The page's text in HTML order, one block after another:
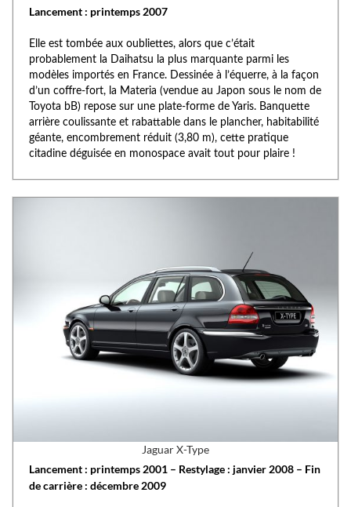
Lancement : printemps 2007
Elle est tombée aux oubliettes, alors que c’était
probablement la Daihatsu la plus marquante parmi les
modèles importés en France. Dessinée à l’équerre, à la façon
d’un coffre-fort, la Materia (vendue au Japon sous le nom de
Toyota bB) repose sur une plate-forme de Yaris. Banquette
arrière coulissante et rabattable dans le plancher, habitabilité
géante, encombrement réduit (3,80 m), cette pratique
citadine déguisée en monospace avait tout pour plaire !
Jaguar X-Type
Lancement : printemps 2001 – Restylage : janvier 2008 – Fin
de carrière : décembre 2009